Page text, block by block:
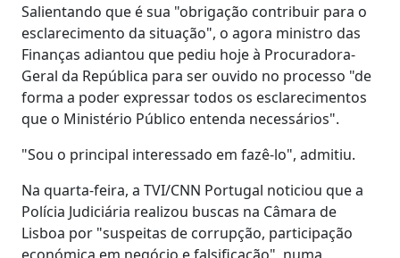
Salientando que é sua "obrigação contribuir para o
esclarecimento da situação", o agora ministro das
Finanças adiantou que pediu hoje à Procuradora-
Geral da República para ser ouvido no processo "de
forma a poder expressar todos os esclarecimentos
que o Ministério Público entenda necessários".
"Sou o principal interessado em fazê-lo", admitiu.
Na quarta-feira, a TVI/CNN Portugal noticiou que a
Polícia Judiciária realizou buscas na Câmara de
Lisboa por "suspeitas de corrupção, participação